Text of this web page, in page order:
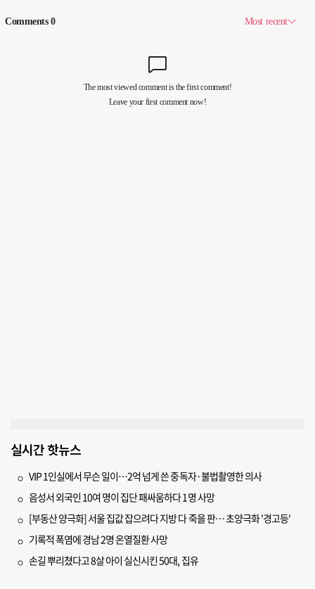
실시간 핫뉴스
VIP 1인실에서 무슨 일이…2억 넘게 쓴 중독자·불법촬영한 의사
음성서 외국인 10여 명이 집단 패싸움하다 1명 사망
[부동산 양극화] 서울 집값 잡으려다 지방 다 죽을 판… 초양극화 '경고등'
기록적 폭염에 경남 2명 온열질환 사망
손길 뿌리쳤다고 8살 아이 실신시킨 50대, 집유